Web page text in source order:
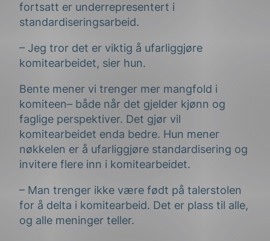
fortsatt er underrepresentert i
standardiseringsarbeid.
– Jeg tror det er viktig å ufarliggjøre
komitearbeidet, sier hun.
Bente mener vi trenger mer mangfold i
komiteen– både når det gjelder kjønn og
faglige perspektiver. Det gjør vil
komitearbeidet enda bedre. Hun mener
nøkkelen er å ufarliggjøre standardisering og
invitere flere inn i komitearbeidet.
– Man trenger ikke være født på talerstolen
for å delta i komitearbeid. Det er plass til alle,
og alle meninger teller.